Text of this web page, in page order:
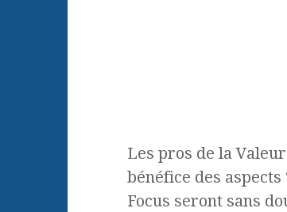
Les pros de la
bénéfice des aspects
Focus seront sans